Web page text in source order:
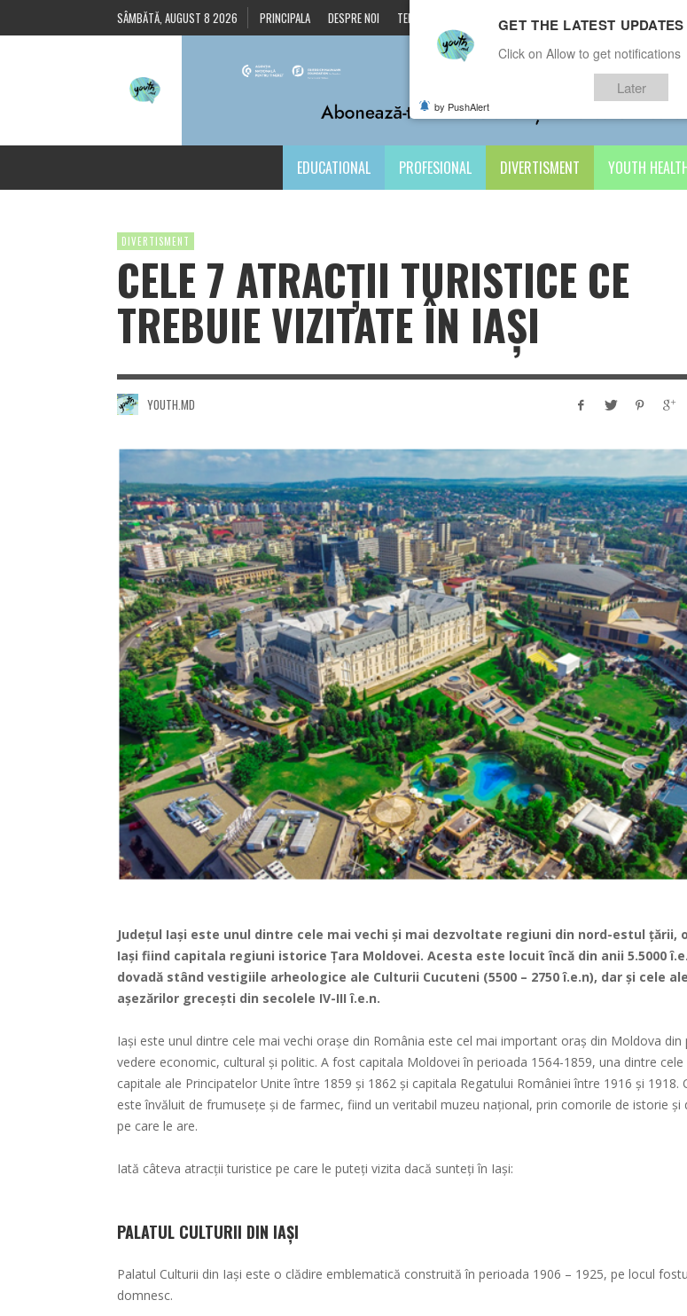
SÂMBĂTĂ, AUGUST 8 2026 PRINCIPALA DESPRE NOI TERMENI ȘI CONDIȚII CONTACTE
EDUCATIONAL PROFESIONAL DIVERTISMENT YOUTH
DIVERTISMENT
CELE 7 ATRACȚII TURISTICE CE
TREBUIE VIZITATE ÎN IAȘI
YOUTH.MD
Județul Iaşi este unul dintre cele mai vechi și mai dezvoltate regiuni din nord-estul țării,
Iaşi fiind capitala regiuni istorice Ţara Moldovei. Acesta este locuit încă din anii 5.5000
dovadă stând vestigiile arheologice ale Culturii Cucuteni (5500 – 2750 î.e.n), dar și cele ale
așezărilor grecești din secolele IV-III î.e.n.
Iași este unul dintre cele mai vechi orașe din România este cel mai important oraș din Moldova din
vedere economic, cultural și politic. A fost capitala Moldovei în perioada 1564-1859, una dintre cele
capitale ale Principatelor Unite între 1859 și 1862 și capitala Regatului României între 1916 și 1918.
este învăluit de frumusețe și de farmec, fiind un veritabil muzeu național, prin comorile de istorie și
pe care le are.
Iată câteva atracții turistice pe care le puteți vizita dacă sunteți în Iași:
PALATUL CULTURII DIN IAȘI
Palatul Culturii din Iași este o clădire emblematică construită în perioada 1906 – 1925, pe locul
domnesc.
GET THE LATEST
Click on Allow to get notifications
Later
by PushAlert